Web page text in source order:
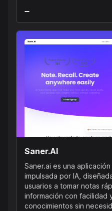
Saner.AI
Saner.ai es una
impulsada por IA,
usuarios a tomar notas
información con facilidad
conocimientos sin